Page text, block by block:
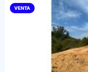
VENTA